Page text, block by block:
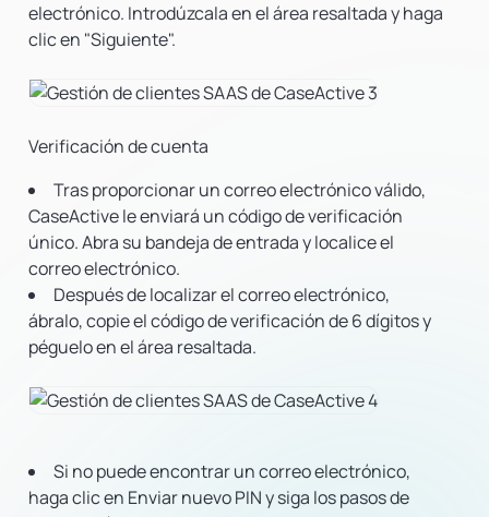
electrónico. Introdúzcala en el área resaltada y haga
clic en "Siguiente".
Verificación de cuenta
Tras proporcionar un correo electrónico válido,
CaseActive le enviará un código de verificación
único. Abra su bandeja de entrada y localice el
correo electrónico.
Después de localizar el correo electrónico,
ábralo, copie el código de verificación de 6 dígitos y
péguelo en el área resaltada.
Si no puede encontrar un correo electrónico,
haga clic en Enviar nuevo PIN y siga los pasos de